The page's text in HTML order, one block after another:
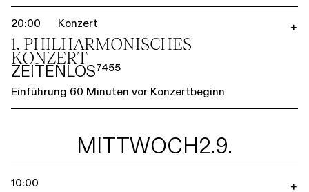
20:00 Konzert
1. PHILHARMO­NISCHES
KONZERT
ZEITENLOS⁷⁴⁵⁵
Einführung 60 Minuten vor Konzertbeginn
+
MITTWOCH2.9.
10:00 +